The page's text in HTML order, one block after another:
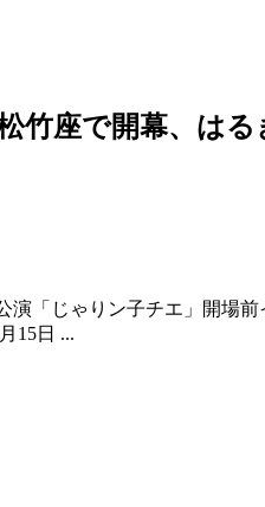
竹座で開幕、は
演「じゃりン子チエ」開場
15日 ...